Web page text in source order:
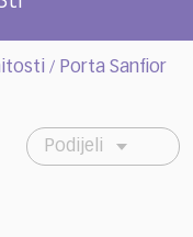
/ Porta Sanfior
Podijeli